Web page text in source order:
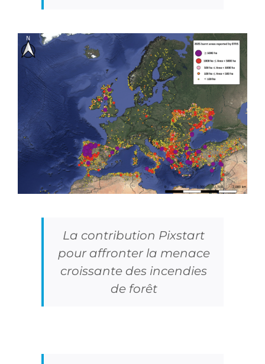
La contribution Pixstart
pour affronter la menace
croissante des incendies
de forêt